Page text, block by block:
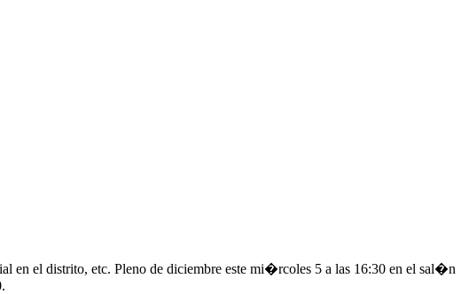
en el distrito, etc. Pleno de diciembre este mi�rcoles 5 a las 16:30 en el sal�n